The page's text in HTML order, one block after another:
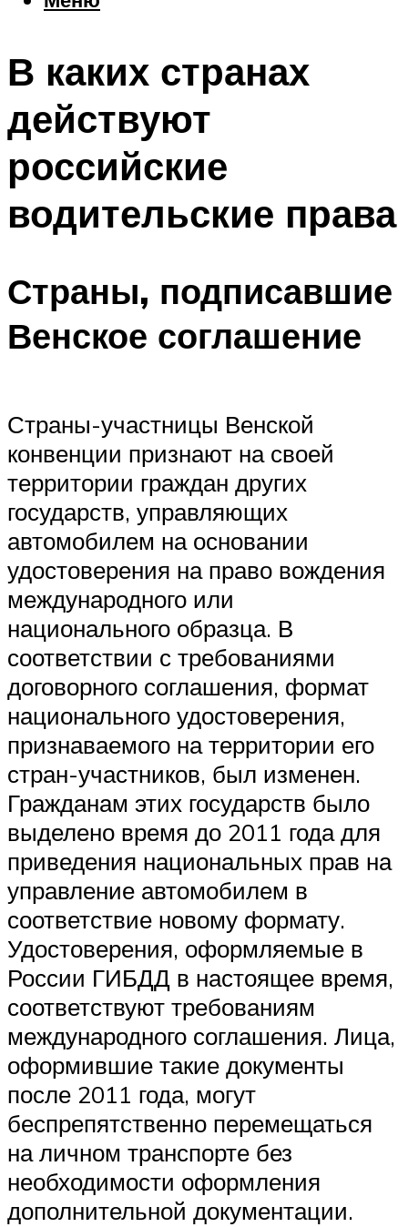
Шоппинг
Что посетить
Меню
В каких странах
действуют
российские
водительские права
Страны, подписавшие
Венское соглашение
Страны-участницы Венской
конвенции признают на своей
территории граждан других
государств, управляющих
автомобилем на основании
удостоверения на право вождения
международного или
национального образца. В
соответствии с требованиями
договорного соглашения, формат
национального удостоверения,
признаваемого на территории его
стран-участников, был изменен.
Гражданам этих государств было
выделено время до 2011 года для
приведения национальных прав на
управление автомобилем в
соответствие новому формату.
Удостоверения, оформляемые в
России ГИБДД в настоящее время,
соответствуют требованиям
международного соглашения. Лица,
оформившие такие документы
после 2011 года, могут
беспрепятственно перемещаться
на личном транспорте без
необходимости оформления
дополнительной документации.